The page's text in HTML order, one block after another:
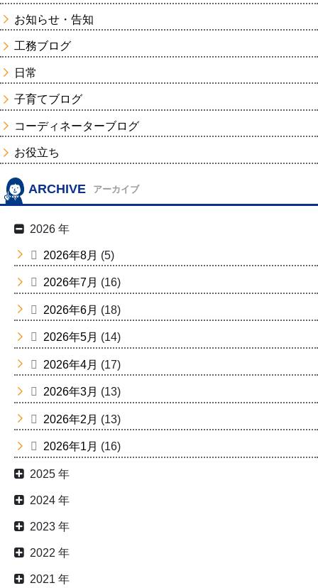
お知らせ・告知
工務ブログ
日常
子育てブログ
コーディネーターブログ
お役立ち
ARCHIVE アーカイブ
2026 年
2026年8月 (5)
2026年7月 (16)
2026年6月 (18)
2026年5月 (14)
2026年4月 (17)
2026年3月 (13)
2026年2月 (13)
2026年1月 (16)
2025 年
2024 年
2023 年
2022 年
2021 年